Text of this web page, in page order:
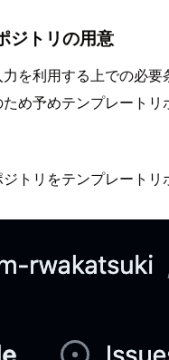
ジトリの用意
を利用する上での必要
め予めテンプレートリ
トリをテンプレートリ